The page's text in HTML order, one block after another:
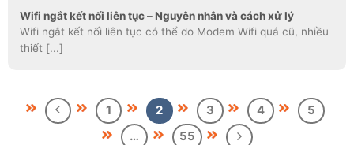
Wifi ngắt kết nối liên tục – Nguyên nhân và cách xử lý
Wifi ngắt kết nối liên tục có thể do Modem Wifi quá cũ, nhiều
thiết [...]
1 2 3 4
5
…
55